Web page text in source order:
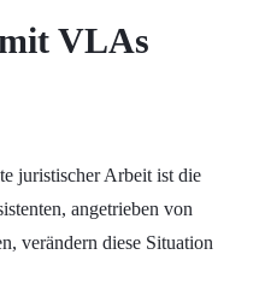
VLAs
juristischer Arbeit ist die
angetrieben von
verändern diese Situation